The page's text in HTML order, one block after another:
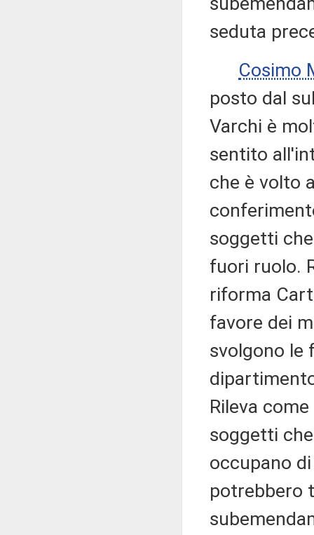
seduta
Cosimo
posto dal
Varchi è
sentito
che è volto
soggetti
fuori ruolo.
riforma
favore dei
svolgono le
Rileva
soggetti
occupano
potrebbero